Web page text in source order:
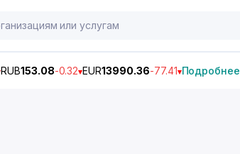
RUB153.08-0.32 EUR13990.36-77.41 Подробнее